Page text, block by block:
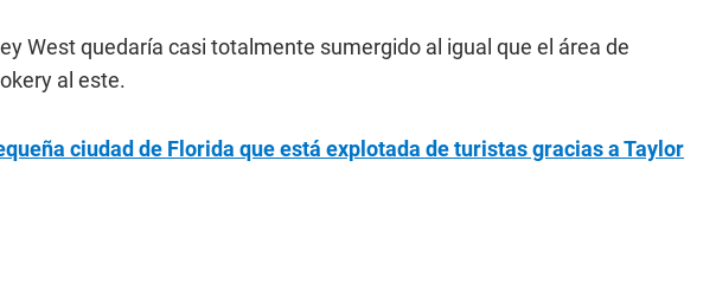
West quedaría casi totalmente sumergido al igual que el área de
al este.
ciudad de Florida que está explotada de turistas gracias a Taylor